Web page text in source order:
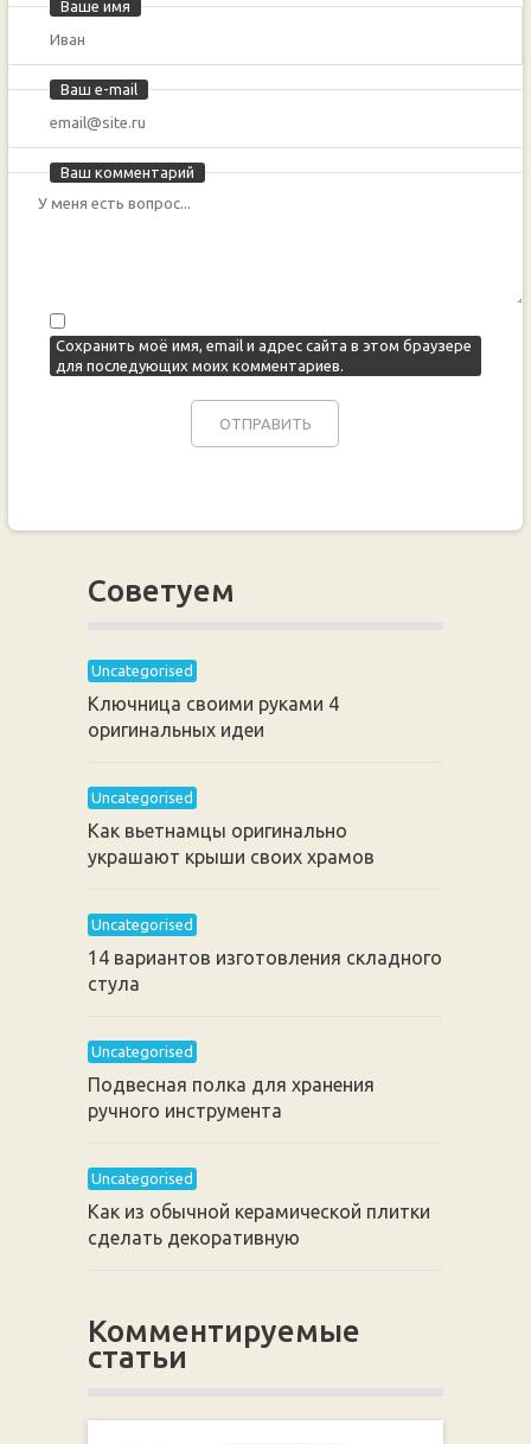
Ваше имя
Ваш e-mail
Ваш комментарий
Сохранить моё имя, email и адрес сайта в этом браузере
для последующих моих комментариев.
Советуем
Uncategorised
Ключница своими руками 4
оригинальных идеи
Uncategorised
Как вьетнамцы оригинально
украшают крыши своих храмов
Uncategorised
14 вариантов изготовления складного
стула
Uncategorised
Подвесная полка для хранения
ручного инструмента
Uncategorised
Как из обычной керамической плитки
сделать декоративную
Комментируемые
статьи